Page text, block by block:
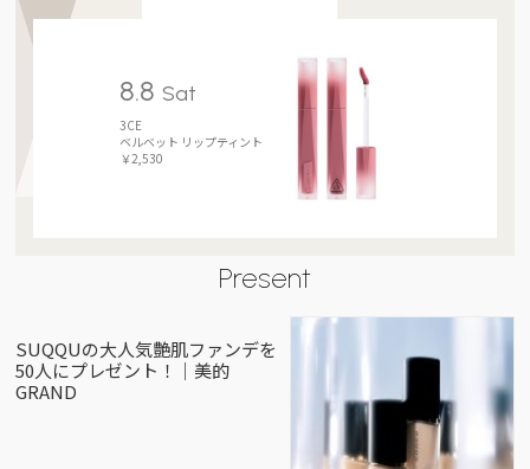
8.8 Sat
3CE
ベルベット リップティント
￥2,530
Present
SUQQUの大人気艶肌ファンデを
50人にプレゼント！｜美的
GRAND